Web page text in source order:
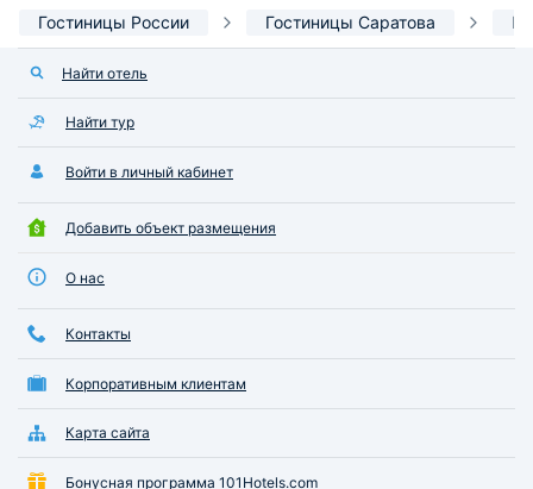
Гостиницы России Гостиницы Саратова
Найти отель
Найти тур
Войти в личный кабинет
Добавить объект размещения
О нас
Контакты
Корпоративным клиентам
Карта сайта
Бонусная программа 101Hotels.com